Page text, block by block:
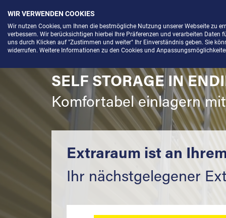
Menü
SELF STORAGE IN
Komfortabel einlagern
Extraraum ist an
Ihr nächstgelegener
WIR VERWENDEN COOKIES
Wir nutzen Cookies, um Ihnen die bestmögliche Nutzung unserer Webseite zu
verbessern. Wir berücksichtigen hierbei Ihre Präferenzen und verarbeiten
uns durch Klicken auf "Zustimmen und weiter" Ihr Einverständnis geben. Sie
widerrufen. Weitere Informationen zu den Cookies und